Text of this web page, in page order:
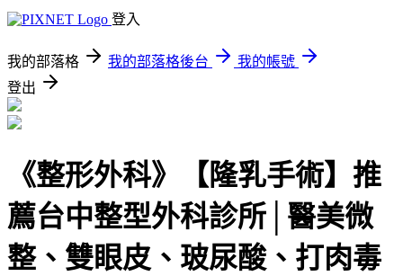
登入
我的部落格 我的部落格後台
我的帳號
登出
《整形外科》【隆乳手術】推
薦台中整型外科診所│醫美微
整、雙眼皮、玻尿酸、打肉毒